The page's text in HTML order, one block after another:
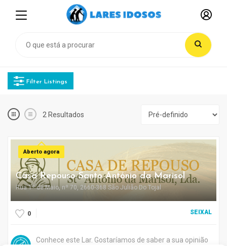
Filter Listings
2 Resultados
Aberto agora
Casa Repouso Santo António da Marisol
Rua 1º de Maio, nº 70, 2660-368 São Julião Do Tojal
0 SEIXAL
Conhece este Lar. Gostaríamos de saber a sua opinião